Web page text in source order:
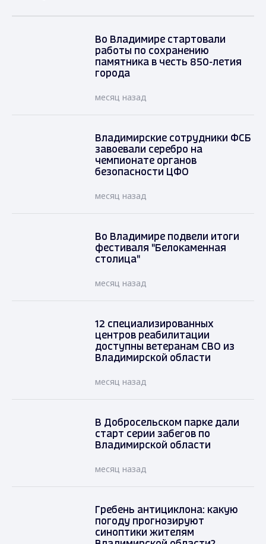
Во Владимире стартовали
работы по сохранению
памятника в честь 850-летия
города
месяц назад
Владимирские сотрудники ФСБ
завоевали серебро на
чемпионате органов
безопасности ЦФО
месяц назад
Во Владимире подвели итоги
фестиваля "Белокаменная
столица"
месяц назад
12 специализированных
центров реабилитации
доступны ветеранам СВО из
Владимирской области
месяц назад
В Добросельском парке дали
старт серии забегов по
Владимирской области
месяц назад
Гребень антициклона: какую
погоду прогнозируют
синоптики жителям